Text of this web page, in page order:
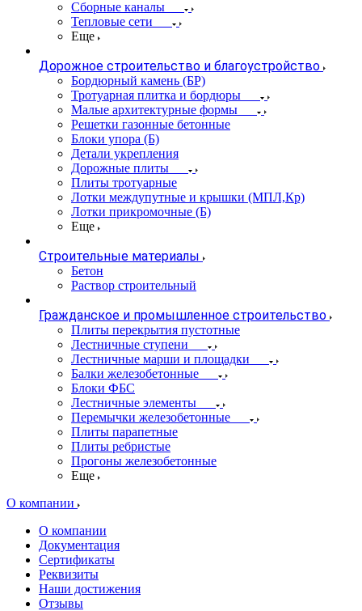
Сборные каналы
Тепловые сети
Еще
Дорожное строительство и благоустройство
Бордюрный камень (БР)
Тротуарная плитка и бордюры
Малые архитектурные формы
Решетки газонные бетонные
Блоки упора (Б)
Детали укрепления
Дорожные плиты
Плиты тротуарные
Лотки междупутные и крышки (МПЛ,Кр)
Лотки прикромочные (Б)
Еще
Строительные материалы
Бетон
Раствор строительный
Гражданское и промышленное строительство
Плиты перекрытия пустотные
Лестничные ступени
Лестничные марши и площадки
Балки железобетонные
Блоки ФБС
Лестничные элементы
Перемычки железобетонные
Плиты парапетные
Плиты ребристые
Прогоны железобетонные
Еще
О компании
О компании
Документация
Сертификаты
Реквизиты
Наши достижения
Отзывы